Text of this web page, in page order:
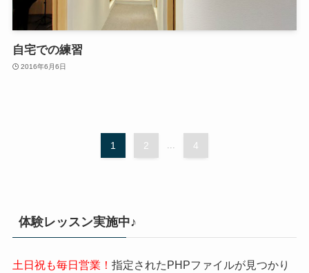
自宅での練習
2016年6月6日
1 2 4
体験レッスン実施中♪
土日祝も毎日営業！ 指定されたPHPファイルが見つかり